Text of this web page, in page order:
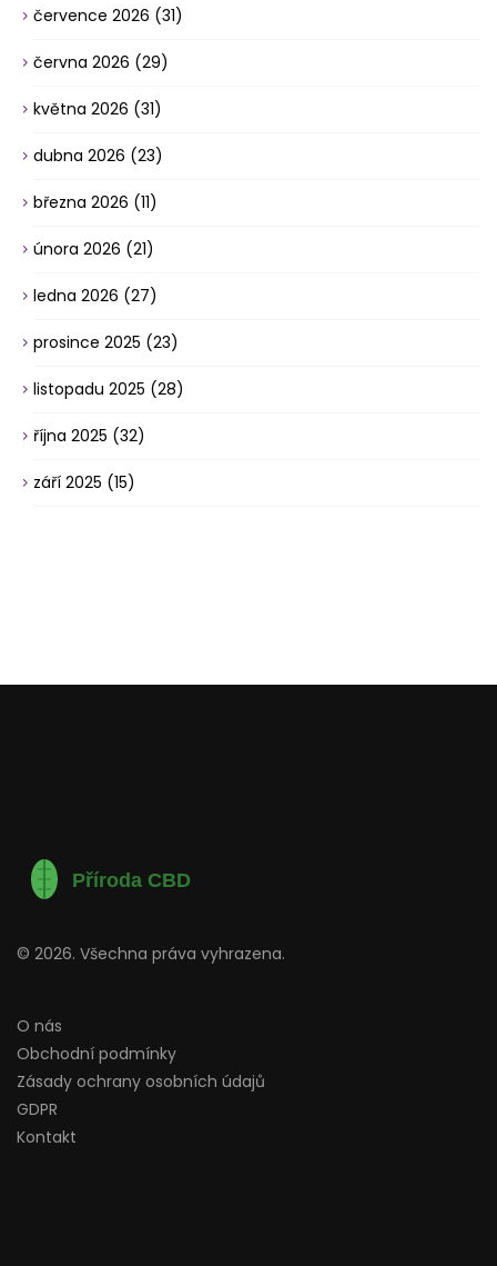
července 2026 (31)
června 2026 (29)
května 2026 (31)
dubna 2026 (23)
března 2026 (11)
února 2026 (21)
ledna 2026 (27)
prosince 2025 (23)
listopadu 2025 (28)
října 2025 (32)
září 2025 (15)
© 2026. Všechna práva vyhrazena.
O nás
Obchodní podmínky
Zásady ochrany osobních údajů
GDPR
Kontakt